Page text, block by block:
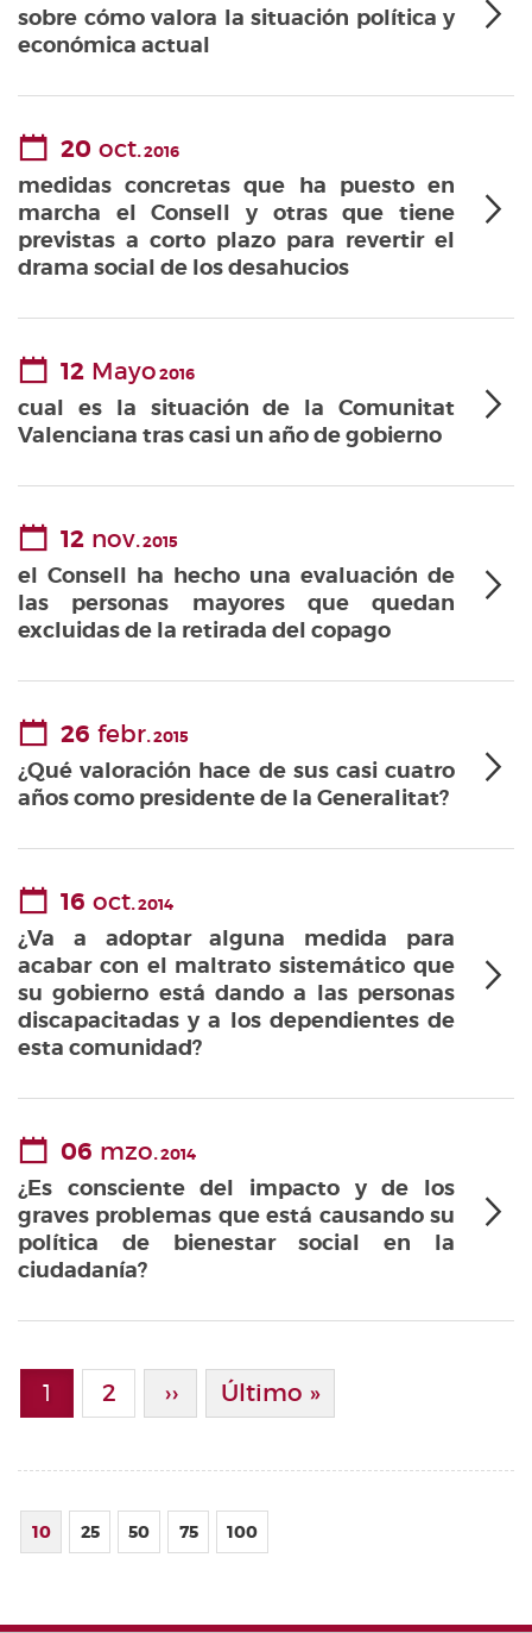
sobre cómo valora la situación política y
económica actual
20 oct.2016
medidas concretas que ha puesto en
marcha el Consell y otras que tiene
previstas a corto plazo para revertir el
drama social de los desahucios
12 Mayo2016
cual es la situación de la Comunitat
Valenciana tras casi un año de gobierno
12 nov.2015
el Consell ha hecho una evaluación de
las personas mayores que quedan
excluidas de la retirada del copago
26 febr.2015
¿Qué valoración hace de sus casi cuatro
años como presidente de la Generalitat?
16 oct.2014
¿Va a adoptar alguna medida para
acabar con el maltrato sistemático que
su gobierno está dando a las personas
discapacitadas y a los dependientes de
esta comunidad?
06 mzo.2014
¿Es consciente del impacto y de los
graves problemas que está causando su
política de bienestar social en la
ciudadanía?
Página actual
1 Page
2 Siguiente Página
›› Última Página
Último »
10 25 50 75 100